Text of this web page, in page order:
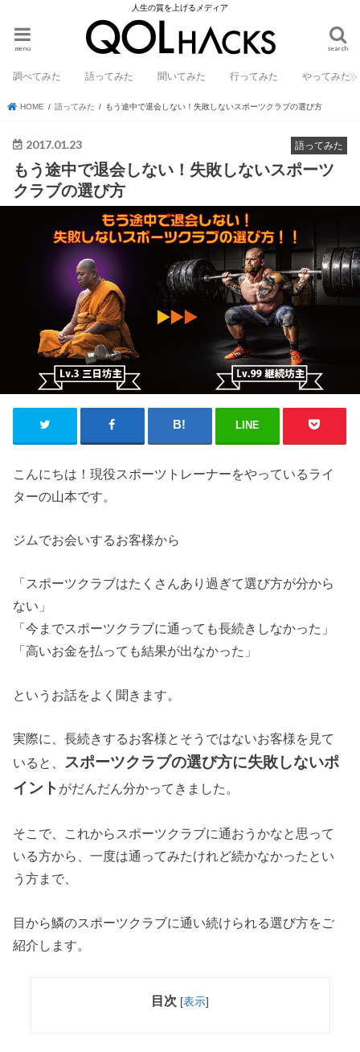
人生の質を上げるメディア
search
menu
調べてみた 語ってみた 聞いてみた 行ってみた やってみた
HOME 語ってみた もう途中で退会しない！失敗しないスポーツクラブの選び方
語ってみた
2017.01.23
もう途中で退会しない！失敗しないスポーツ
クラブの選び方
LINE
こんにちは！現役スポーツトレーナーをやっているライ
ターの山本です。
ジムでお会いするお客様から
「スポーツクラブはたくさんあり過ぎて選び方が分から
ない」
「今までスポーツクラブに通っても長続きしなかった」
「高いお金を払っても結果が出なかった」
というお話をよく聞きます。
実際に、長続きするお客様とそうではないお客様を見て
いると、 スポーツクラブの選び方に失敗しないポ
イント がだんだん分かってきました。
そこで、これからスポーツクラブに通おうかなと思って
いる方から、一度は通ってみたけれど続かなかったとい
う方まで、
目から鱗のスポーツクラブに通い続けられる選び方をご
紹介します。
目次 [表示]